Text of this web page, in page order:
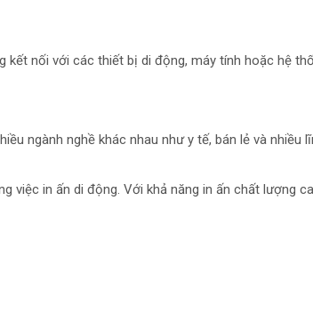
kết nối với các thiết bị di động, máy tính hoặc hệ
ngành nghề khác nhau như y tế, bán lẻ và nhiều
việc in ấn di động. Với khả năng in ấn chất lượng